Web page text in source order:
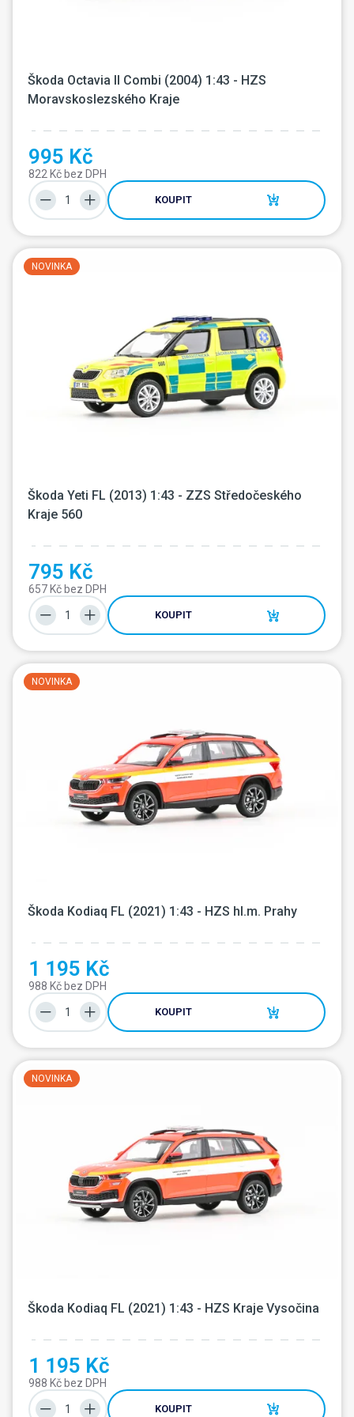
Škoda Octavia II Combi (2004) 1:43 - HZS
Moravskoslezského Kraje
995 Kč
822 Kč bez DPH
KOUPIT
NOVINKA
Škoda Yeti FL (2013) 1:43 - ZZS Středočeského
Kraje 560
795 Kč
657 Kč bez DPH
KOUPIT
NOVINKA
Škoda Kodiaq FL (2021) 1:43 - HZS hl.m. Prahy
1 195 Kč
988 Kč bez DPH
KOUPIT
NOVINKA
Škoda Kodiaq FL (2021) 1:43 - HZS Kraje Vysočina
1 195 Kč
988 Kč bez DPH
KOUPIT